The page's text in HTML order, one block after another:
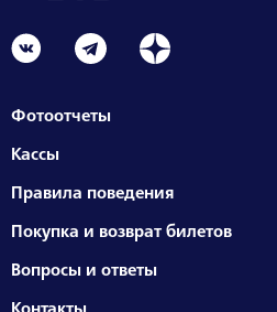
Фотоотчеты
Кассы
Правила поведения
Покупка и возврат билетов
Вопросы и ответы